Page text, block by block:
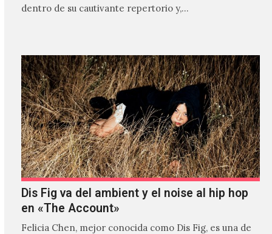
dentro de su cautivante repertorio y,…
Dis Fig va del ambient y el noise al hip hop
en «The Account»
Felicia Chen, mejor conocida como Dis Fig, es una de